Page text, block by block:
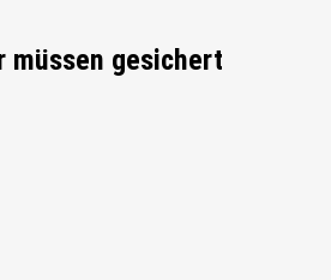
müssen gesichert